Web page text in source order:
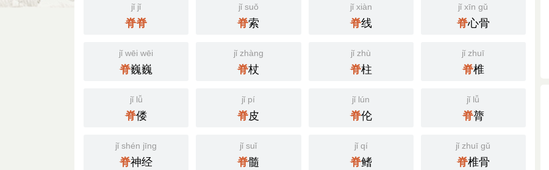
jǐ jǐ
脊脊
jǐ suǒ
脊索
jǐ xiàn
脊线
jǐ xīn gǔ
脊心骨
jǐ wēi wēi
脊巍巍
jǐ zhàng
脊杖
jǐ zhù
脊柱
jǐ zhuī
脊椎
jǐ lǚ
脊偻
jǐ pí
脊皮
jǐ lún
脊伦
jǐ lǚ
脊膂
jǐ shén jīng
脊神经
jǐ suǐ
脊髓
jǐ qí
脊鳍
jǐ zhuī gǔ
脊椎骨